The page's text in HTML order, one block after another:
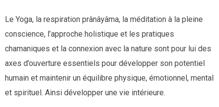
Le Yoga, la respiration prânâyâma, la méditation à la pleine
conscience, l’approche holistique et les pratiques
chamaniques et la connexion avec la nature sont pour lui des
axes d’ouverture essentiels pour développer son potentiel
humain et maintenir un équilibre physique, émotionnel, mental
et spirituel. Ainsi développer une vie intérieure.